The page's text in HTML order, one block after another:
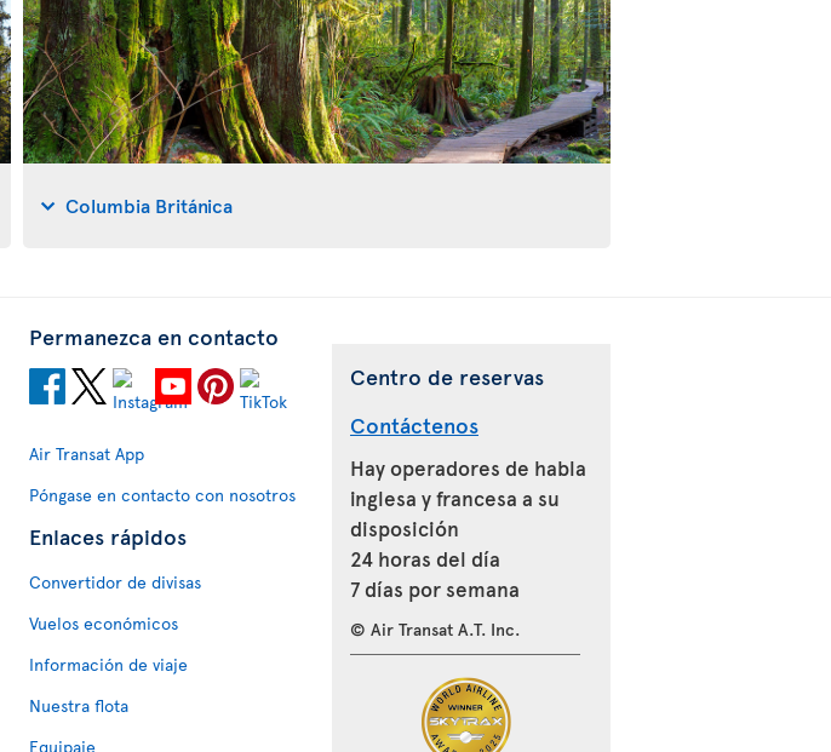
Columbia Británica
Permanezca en contacto
Air Transat App
Póngase en contacto con nosotros
Enlaces rápidos
Convertidor de divisas
Vuelos económicos
Información de viaje
Nuestra flota
Equipaje
Centro de reservas
Contáctenos
Hay operadores de habla
inglesa y francesa a su
disposición
24 horas del día
7 días por semana
© Air Transat A.T. Inc.